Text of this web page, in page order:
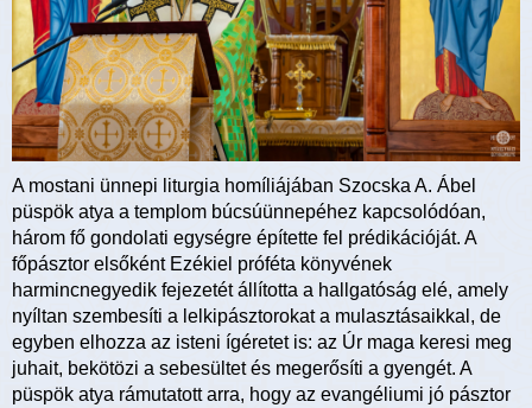
A mostani ünnepi liturgia homíliájában Szocska A. Ábel
püspök atya a templom búcsúünnepéhez kapcsolódóan,
három fő gondolati egységre építette fel prédikációját. A
főpásztor elsőként Ezékiel próféta könyvének
harmincnegyedik fejezetét állította a hallgatóság elé, amely
nyíltan szembesíti a lelkipásztorokat a mulasztásaikkal, de
egyben elhozza az isteni ígéretet is: az Úr maga keresi meg
juhait, bekötözi a sebesültet és megerősíti a gyengét. A
püspök atya rámutatott arra, hogy az evangéliumi jó pásztor